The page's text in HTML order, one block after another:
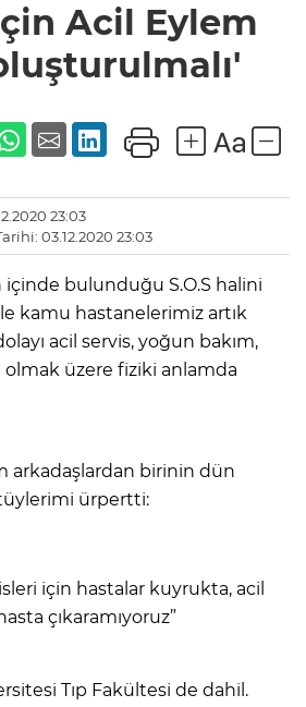
Acil Eylem
23:03
03.12.2020 23:03
içinde bulunduğu S.O.S halini
kamu hastanelerimiz artık
acil servis, yoğun bakım,
üzere fiziki anlamda
arkadaşlardan birinin dün
ürpertti:
için hastalar kuyrukta, acil
çıkaramıyoruz”
Tıp Fakültesi de dahil.